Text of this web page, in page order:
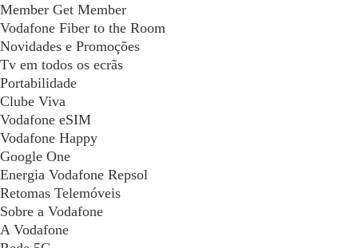
Member Get Member
Vodafone Fiber to the Room
Novidades e Promoções
Tv em todos os ecrãs
Portabilidade
Clube Viva
Vodafone eSIM
Vodafone Happy
Google One
Energia Vodafone Repsol
Retomas Telemóveis
Sobre a Vodafone
A Vodafone